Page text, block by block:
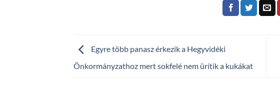
Egyre több panasz érkezik a Hegyvidéki
Önkormányzathoz mert sokfelé nem ürítik a kukákat